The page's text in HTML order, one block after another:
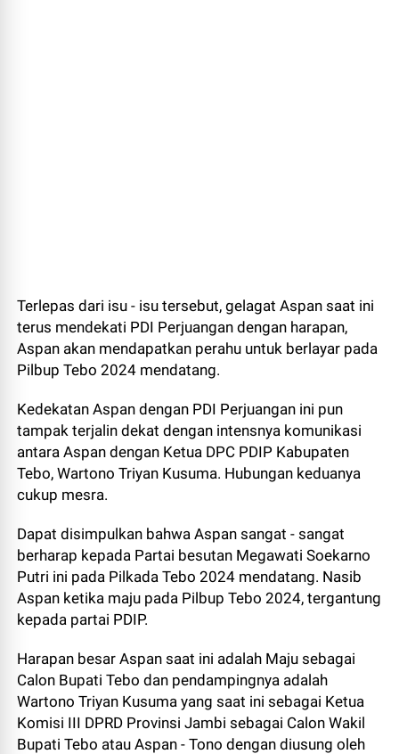
Terlepas dari isu - isu tersebut, gelagat Aspan saat ini
terus mendekati PDI Perjuangan dengan harapan,
Aspan akan mendapatkan perahu untuk berlayar pada
Pilbup Tebo 2024 mendatang.
Kedekatan Aspan dengan PDI Perjuangan ini pun
tampak terjalin dekat dengan intensnya komunikasi
antara Aspan dengan Ketua DPC PDIP Kabupaten
Tebo, Wartono Triyan Kusuma. Hubungan keduanya
cukup mesra.
Dapat disimpulkan bahwa Aspan sangat - sangat
berharap kepada Partai besutan Megawati Soekarno
Putri ini pada Pilkada Tebo 2024 mendatang. Nasib
Aspan ketika maju pada Pilbup Tebo 2024, tergantung
kepada partai PDIP.
Harapan besar Aspan saat ini adalah Maju sebagai
Calon Bupati Tebo dan pendampingnya adalah
Wartono Triyan Kusuma yang saat ini sebagai Ketua
Komisi III DPRD Provinsi Jambi sebagai Calon Wakil
Bupati Tebo atau Aspan - Tono dengan diusung oleh